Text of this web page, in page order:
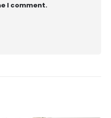
I comment.